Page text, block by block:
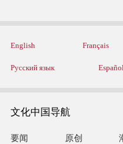
English Français
Русский язык Español
文化中国导航
要闻 原创